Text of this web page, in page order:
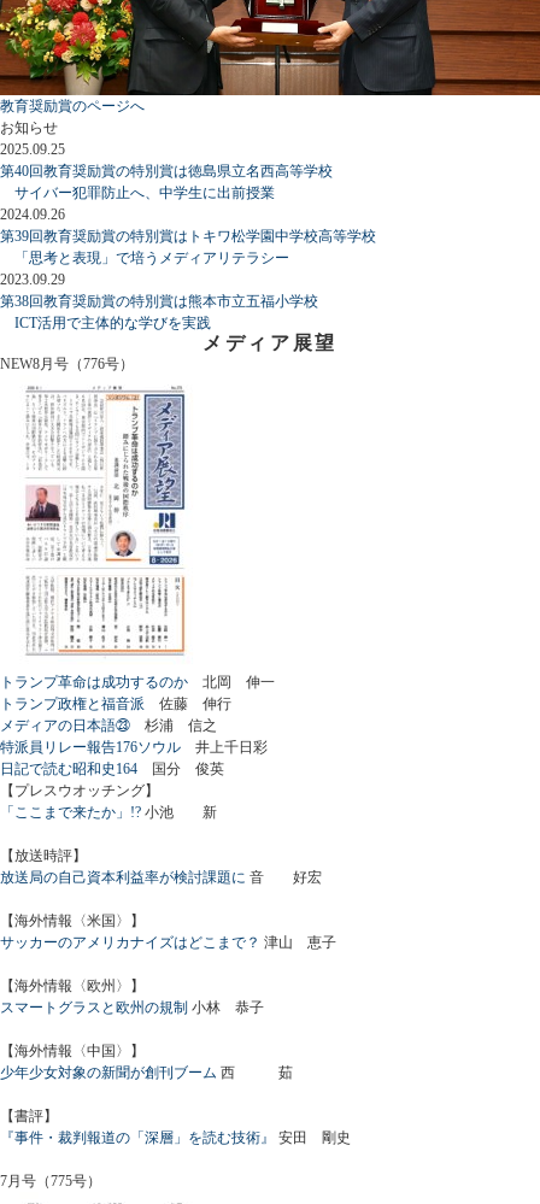
教育奨励賞のページへ
お知らせ
2025.09.25
第40回教育奨励賞の特別賞は徳島県立名西高等学校
サイバー犯罪防止へ、中学生に出前授業
2024.09.26
第39回教育奨励賞の特別賞はトキワ松学園中学校高等学校
「思考と表現」で培うメディアリテラシー
2023.09.29
第38回教育奨励賞の特別賞は熊本市立五福小学校
ICT活用で主体的な学びを実践
メディア展望
NEW8月号（776号）
トランプ革命は成功するのか 北岡 伸一
トランプ政権と福音派 佐藤 伸行
メディアの日本語㉓ 杉浦 信之
特派員リレー報告176ソウル 井上千日彩
日記で読む昭和史164 国分 俊英
【プレスウオッチング】
「ここまで来たか」!? 小池 新
【放送時評】
放送局の自己資本利益率が検討課題に 音 好宏
【海外情報〈米国〉】
サッカーのアメリカナイズはどこまで？ 津山 恵子
【海外情報〈欧州〉】
スマートグラスと欧州の規制 小林 恭子
【海外情報〈中国〉】
少年少女対象の新聞が創刊ブーム 西 茹
【書評】
『事件・裁判報道の「深層」を読む技術』
安田 剛史
7月号（775号）